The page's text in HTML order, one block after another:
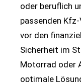
oder beruflich
passenden
vor den
Sicherheit im
Motorrad oder
optimale